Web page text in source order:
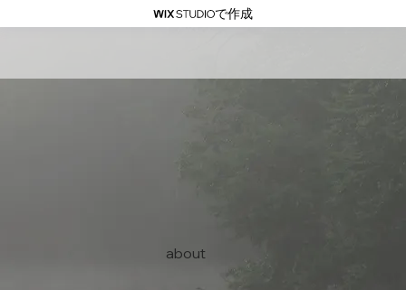
で作成
about